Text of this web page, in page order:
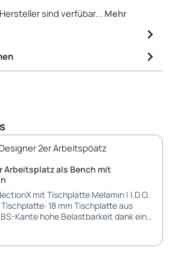
sind verfübar... Mehr
Arbeitsplatz als Bench mit
mit Tischplatte Melamin | I.D.O.
mm Tischplatte aus
Kante hohe Belastbarkeit dank einer
Traversen aus Metall